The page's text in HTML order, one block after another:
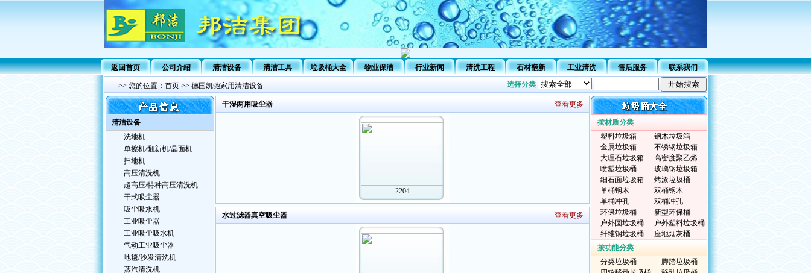
返回首页 公司介绍 清洁设备 清洁工具 垃圾桶大全 物业保洁 行业新闻 清洗工程 石材翻新 工业清洗 售后服务 联系我们
>> 您的位置： 首页 >> 德国凯驰家用清洁设备 选择分类
清洁设备
洗地机
单擦机/翻新机/晶面机
扫地机
高压清洗机
超高压/特种高压清洗机
干式吸尘器
吸尘吸水机
工业吸尘器
工业吸尘吸水机
气动工业吸尘器
地毯/沙发清洗机
蒸汽清洗机
干湿两用吸尘器 查看更多
2204
水过滤器真空吸尘器 查看更多
按材质分类
塑料垃圾箱
钢木垃圾箱
金属垃圾箱
不锈钢垃圾箱
大理石垃圾箱
高密度聚乙烯
喷塑垃圾桶
玻璃钢垃圾箱
细石面垃圾箱
烤漆垃圾桶
单桶钢木
双桶钢木
单桶冲孔
双桶冲孔
环保垃圾桶
新型环保桶
户外圆垃圾桶
户外塑料垃圾桶
纤维钢垃圾桶
座地烟灰桶
按功能分类
分类垃圾桶
脚踏垃圾桶